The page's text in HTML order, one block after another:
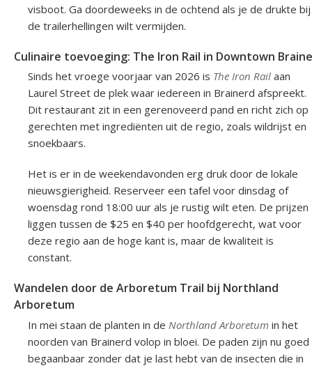
visboot. Ga doordeweeks in de ochtend als je de drukte bij
de trailerhellingen wilt vermijden.
Culinaire toevoeging: The Iron Rail in Downtown
Sinds het vroege voorjaar van 2026 is The Iron Rail aan
Laurel Street de plek waar iedereen in Brainerd afspreekt.
Dit restaurant zit in een gerenoveerd pand en richt zich op
gerechten met ingrediënten uit de regio, zoals wildrijst en
snoekbaars.
Het is er in de weekendavonden erg druk door de lokale
nieuwsgierigheid. Reserveer een tafel voor dinsdag of
woensdag rond 18:00 uur als je rustig wilt eten. De prijzen
liggen tussen de $25 en $40 per hoofdgerecht, wat voor
deze regio aan de hoge kant is, maar de kwaliteit is
constant.
Wandelen door de Arboretum Trail bij Northland
Arboretum
In mei staan de planten in de Northland Arboretum in het
noorden van Brainerd volop in bloei. De paden zijn nu goed
begaanbaar zonder dat je last hebt van de insecten die in